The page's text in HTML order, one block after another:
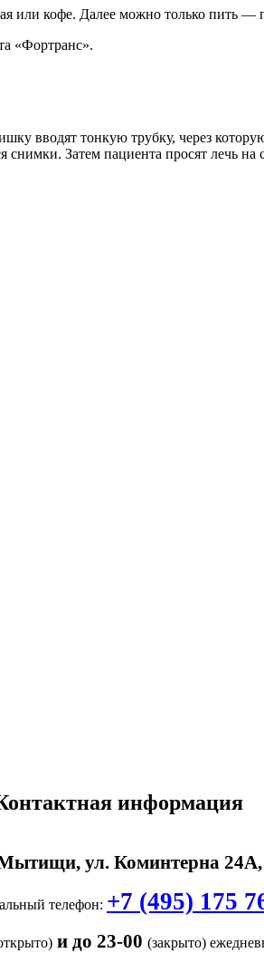
или кофе. Далее можно только пить —
«Фортранс».
вводят тонкую трубку, через
снимки. Затем пациента просят лечь
информация
ул. Коминтерна 24А,
телефон: +7 (495) 175
и до 23-00 (закрыто)